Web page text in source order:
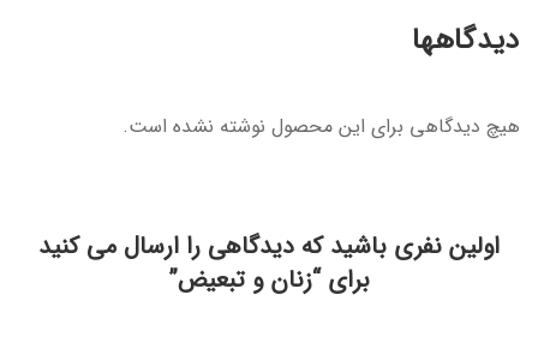
دیدگاهها
هیچ دیدگاهی برای این محصول نوشته نشده است.
اولین نفری باشید که دیدگاهی را ارسال می کنید
برای “زنان و تبعیض”